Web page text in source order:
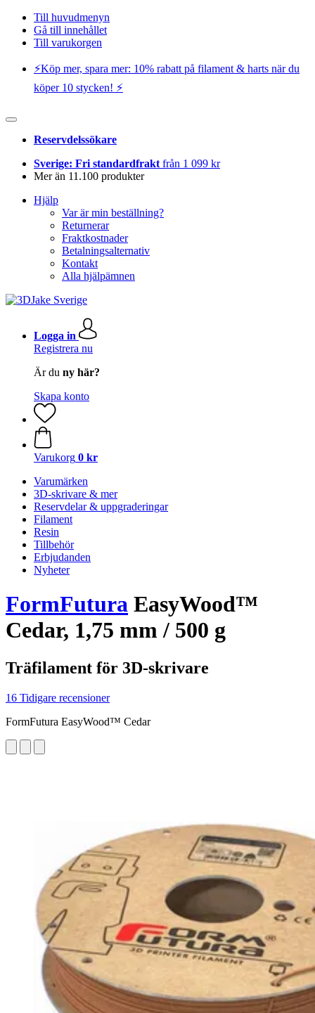
Till huvudmenyn
Gå till innehållet
Till varukorgen
⚡️Köp mer, spara mer: 10% rabatt på filament & harts när du
köper 10 stycken! ⚡️
Reservdelssökare
Sverige: Fri standardfrakt från 1 099 kr
Mer än 11.100 produkter
Hjälp
Var är min beställning?
Returnerar
Fraktkostnader
Betalningsalternativ
Kontakt
Alla hjälpämnen
Logga in
Registrera nu
Är du ny här?
Skapa konto
Varukorg 0 kr
Varumärken
3D-skrivare & mer
Reservdelar & uppgraderingar
Filament
Resin
Tillbehör
Erbjudanden
Nyheter
FormFutura EasyWood™
Cedar, 1,75 mm / 500 g
Träfilament för 3D-skrivare
16 Tidigare recensioner
FormFutura EasyWood™ Cedar